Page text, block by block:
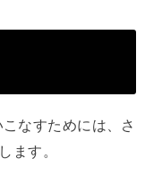
なすためには、さ
ます。